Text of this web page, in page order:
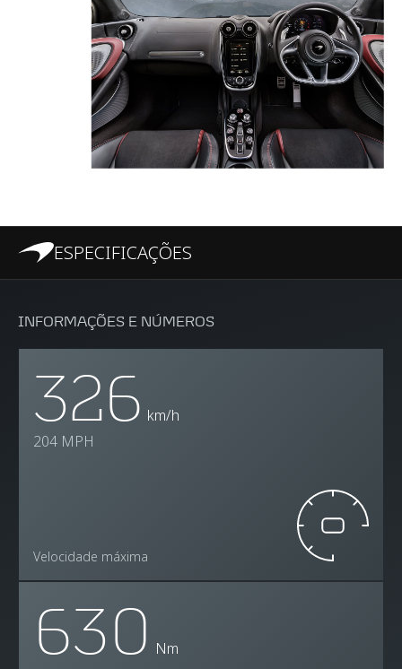
ESPECIFICAÇÕES
INFORMAÇÕES E NÚMEROS
326 km/h
204 MPH
Velocidade máxima
630 Nm